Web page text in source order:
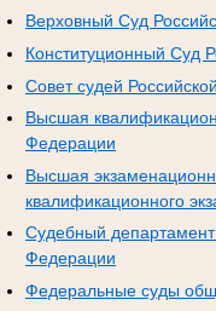
Верховный Суд
Конституционный Суд
Совет судей
Высшая
Федерации
Высшая
квалификационного
Судебный
Федерации
Федеральные суды